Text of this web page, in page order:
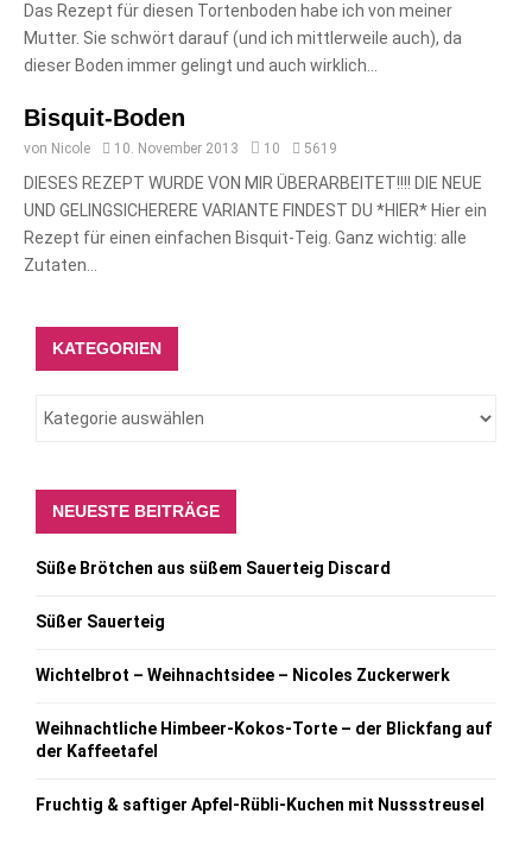
Das Rezept für diesen Tortenboden habe ich von meiner
Mutter. Sie schwört darauf (und ich mittlerweile auch), da
dieser Boden immer gelingt und auch wirklich...
Bisquit-Boden
von Nicole 10. November 2013 10 5619
DIESES REZEPT WURDE VON MIR ÜBERARBEITET!!!! DIE NEUE
UND GELINGSICHERERE VARIANTE FINDEST DU *HIER* Hier ein
Rezept für einen einfachen Bisquit-Teig. Ganz wichtig: alle
Zutaten...
KATEGORIEN
NEUESTE BEITRÄGE
Süße Brötchen aus süßem Sauerteig Discard
Süßer Sauerteig
Wichtelbrot – Weihnachtsidee – Nicoles Zuckerwerk
Weihnachtliche Himbeer-Kokos-Torte – der Blickfang auf
der Kaffeetafel
Fruchtig & saftiger Apfel-Rübli-Kuchen mit Nussstreusel